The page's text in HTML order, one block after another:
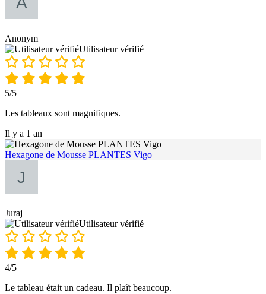
Anonym
Utilisateur vérifié
5/5
Les tableaux sont magnifiques.
Il y a 1 an
Hexagone de Mousse PLANTES Vigo
Juraj
Utilisateur vérifié
4/5
Le tableau était un cadeau. Il plaît beaucoup.